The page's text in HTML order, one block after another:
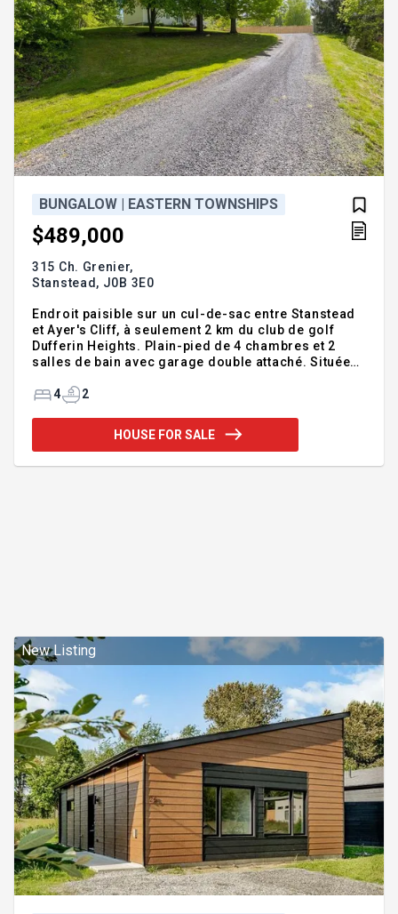
BUNGALOW | EASTERN TOWNSHIPS
$489,000
315 Ch. Grenier,
Stanstead, J0B 3E0
Endroit paisible sur un cul-de-sac entre Stanstead
et Ayer's Cliff, à seulement 2 km du club de golf
Dufferin Heights. Plain-pied de 4 chambres et 2
salles de bain avec garage double attaché. Située
arbres matures assurant intimité et tranquillité.
campagne, idéal pour les amateurs de nature et de
calme. Addendum:Incusions:Exclusions:
4 2
HOUSE FOR SALE
New Listing